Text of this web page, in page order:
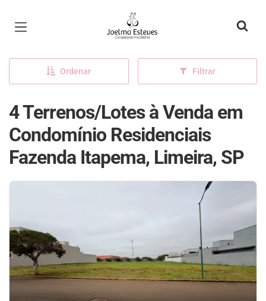
Página inicial
Ordenar Filtrar
4 Terrenos/Lotes à Venda em
Condomínio Residenciais
Fazenda Itapema, Limeira, SP